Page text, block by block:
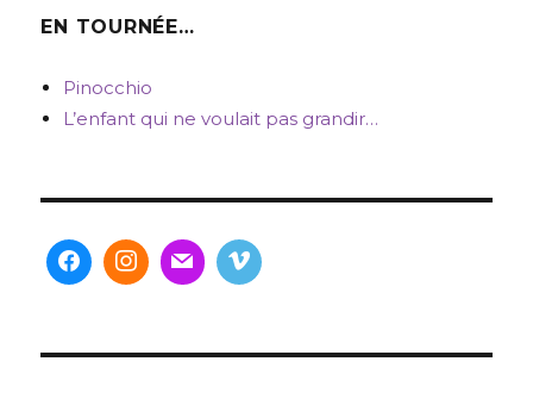
EN TOURNÉE…
Pinocchio
L’enfant qui ne voulait pas grandir…